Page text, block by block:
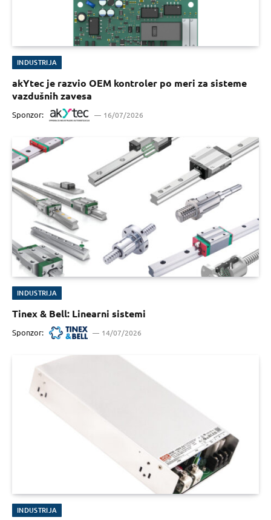
INDUSTRIJA
akYtec je razvio OEM kontroler po meri za sisteme
vazdušnih zavesa
Sponzor: 16/07/2026
INDUSTRIJA
Tinex & Bell: Linearni sistemi
Sponzor: 14/07/2026
INDUSTRIJA